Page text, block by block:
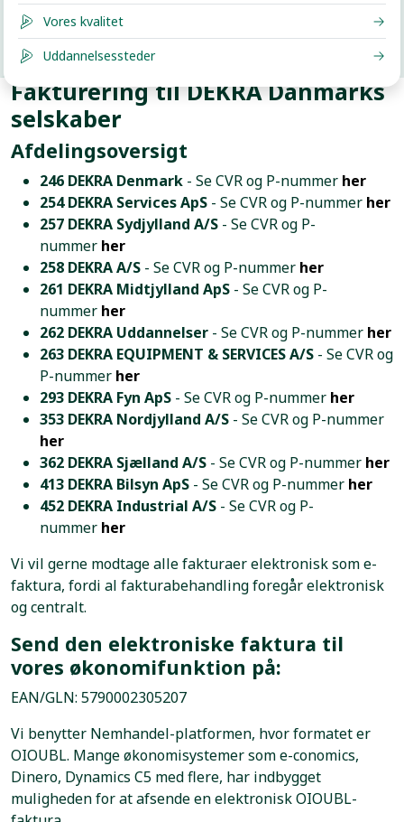
Vores kvalitet
Uddannelsessteder
Fakturering til DEKRA Danmarks
selskaber
Afdelingsoversigt
246 DEKRA Denmark - Se CVR og P-nummer her
254 DEKRA Services ApS - Se CVR og P-nummer her
257 DEKRA Sydjylland A/S - Se CVR og P-
nummer her
258 DEKRA A/S - Se CVR og P-nummer her
261 DEKRA Midtjylland ApS - Se CVR og P-
nummer her
262 DEKRA Uddannelser - Se CVR og P-nummer her
263 DEKRA EQUIPMENT & SERVICES A/S - Se CVR og
P-nummer her
293 DEKRA Fyn ApS - Se CVR og P-nummer her
353 DEKRA Nordjylland A/S - Se CVR og P-nummer
her
362 DEKRA Sjælland A/S - Se CVR og P-nummer her
413 DEKRA Bilsyn ApS - Se CVR og P-nummer her
452 DEKRA Industrial A/S - Se CVR og P-
nummer her
Vi vil gerne modtage alle fakturaer elektronisk som e-
faktura, fordi al fakturabehandling foregår elektronisk
og centralt.
Send den elektroniske faktura til
vores økonomifunktion på:
EAN/GLN: 5790002305207
Vi benytter Nemhandel-platformen, hvor formatet er
OIOUBL. Mange økonomisystemer som e-conomics,
Dinero, Dynamics C5 med flere, har indbygget
muligheden for at afsende en elektronisk OIOUBL-